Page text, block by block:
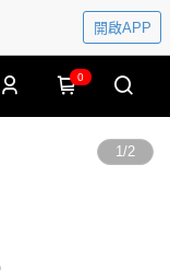
開啟APP
0
1/2